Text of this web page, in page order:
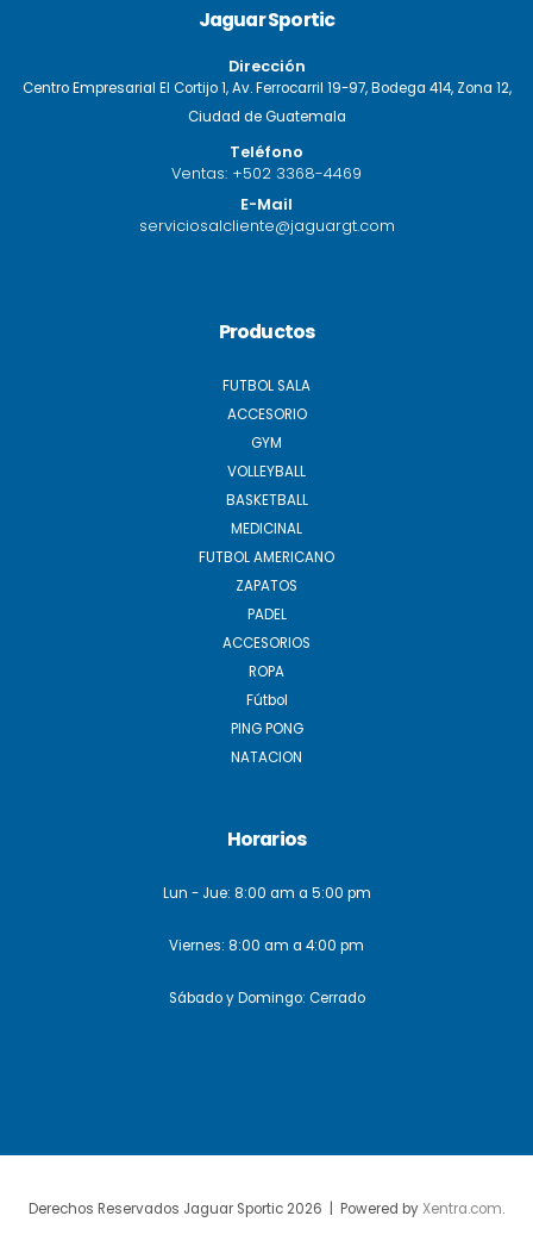
Jaguar Sportic
Dirección
Centro Empresarial El Cortijo 1, Av. Ferrocarril 19-97, Bodega 414, Zona 12,
Ciudad de Guatemala
Teléfono
Ventas: +502 3368-4469
E-Mail
serviciosalcliente@jaguargt.com
Productos
FUTBOL SALA
ACCESORIO
GYM
VOLLEYBALL
BASKETBALL
MEDICINAL
FUTBOL AMERICANO
ZAPATOS
PADEL
ACCESORIOS
ROPA
Fútbol
PING PONG
NATACION
Horarios
Lun - Jue: 8:00 am a 5:00 pm
Viernes: 8:00 am a 4:00 pm
Sábado y Domingo: Cerrado
Derechos Reservados Jaguar Sportic 2026 | Powered byXentra.com.